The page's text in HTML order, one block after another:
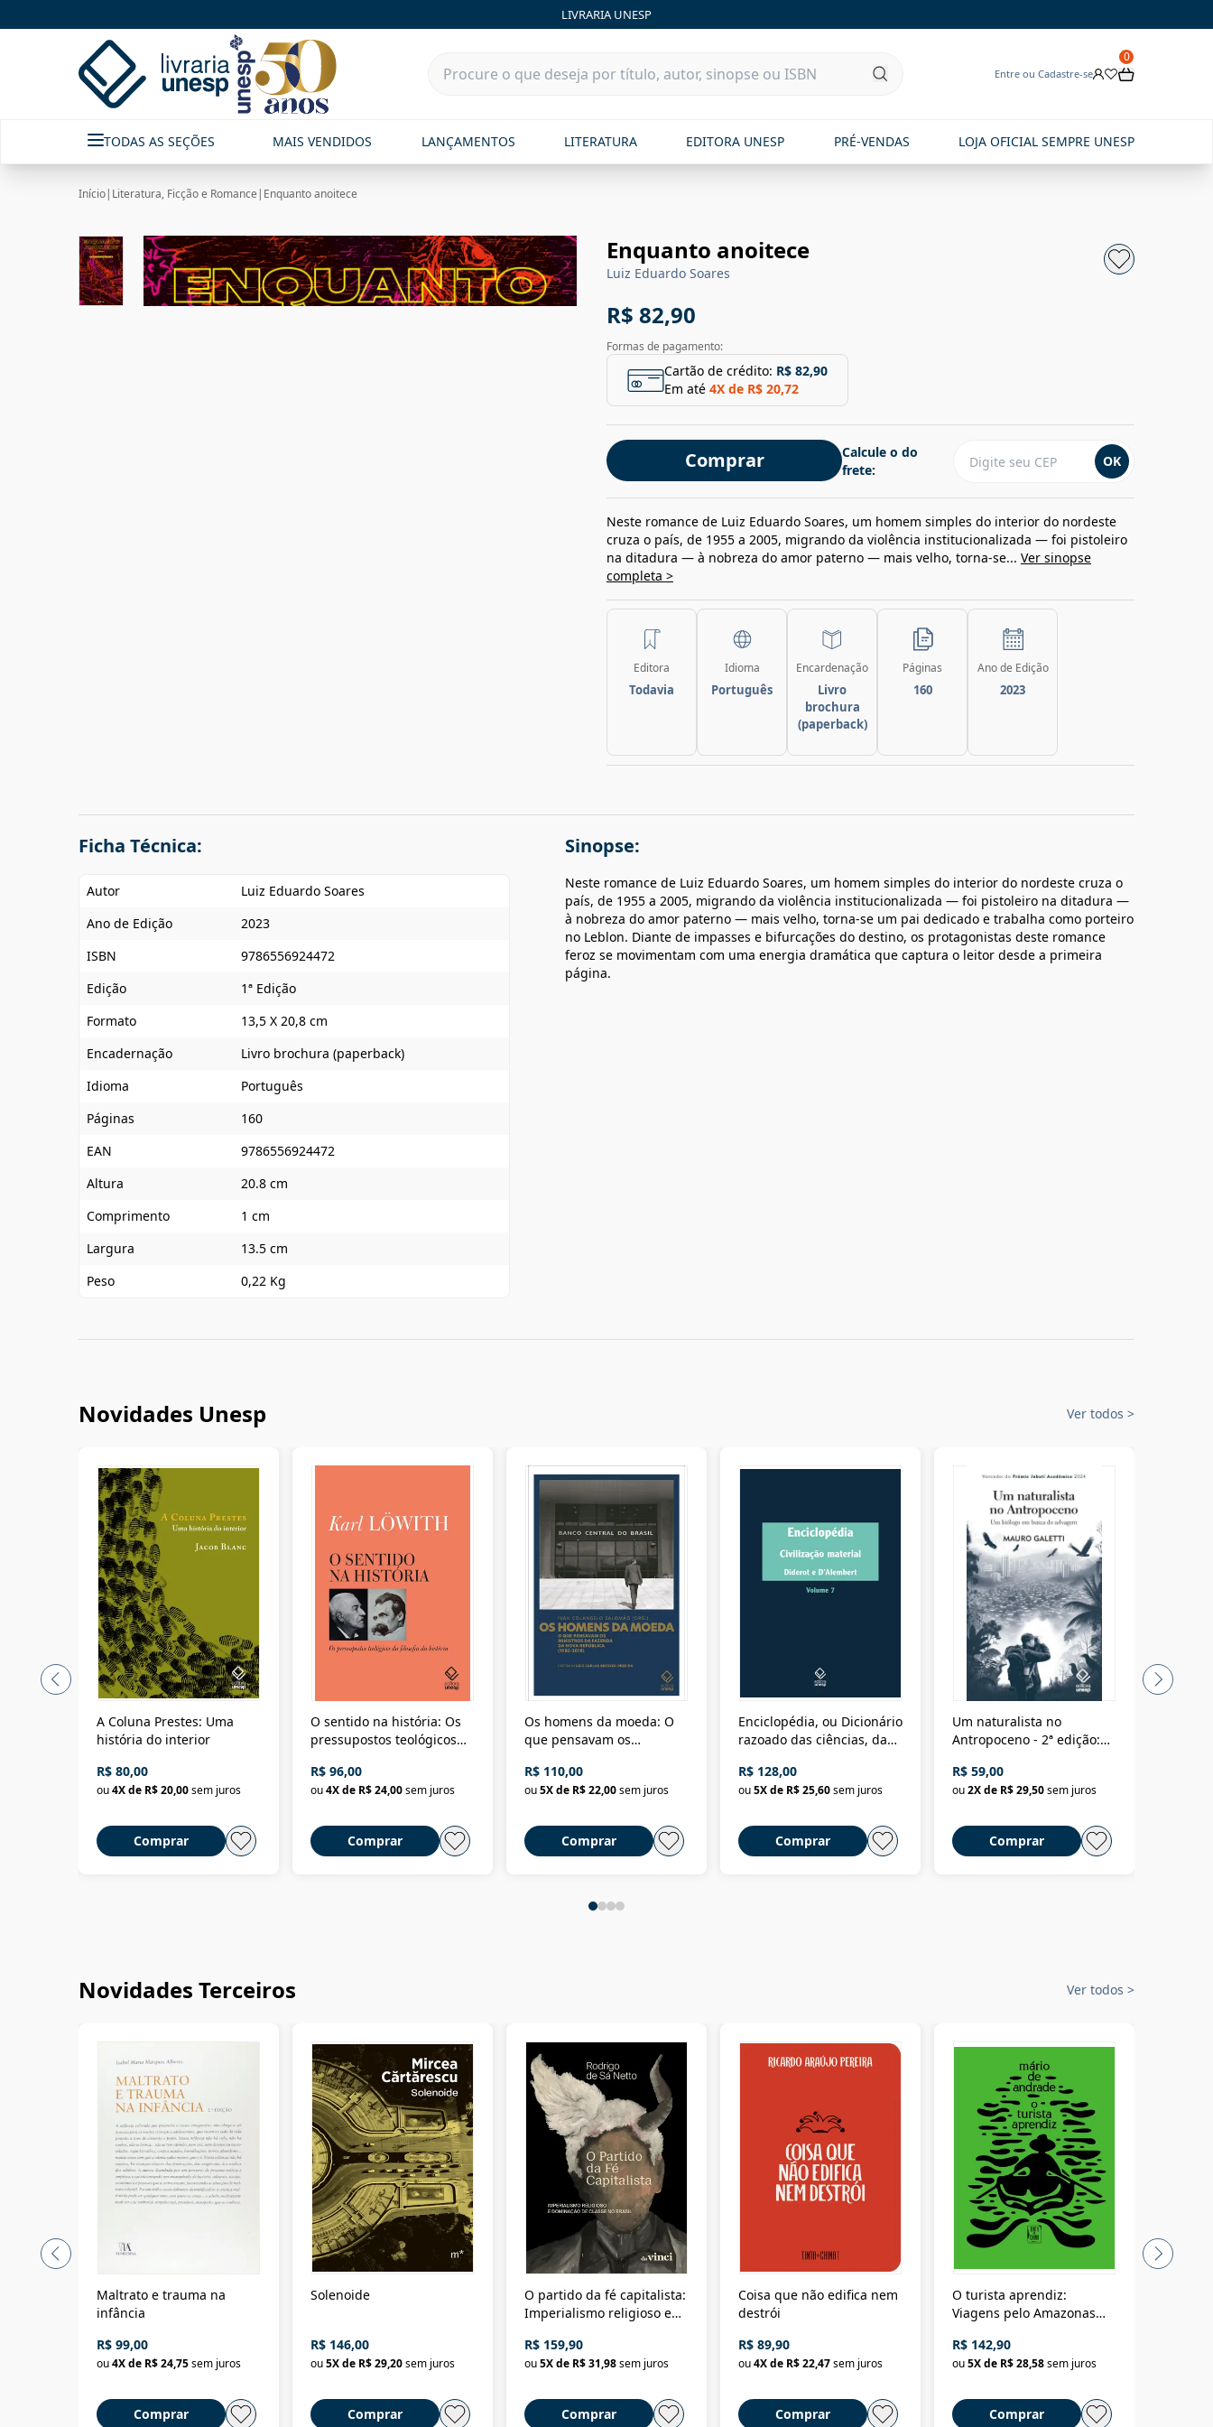
LIVRARIA UNESP
Entre ou Cadastre-se
0
TODAS AS SEÇÕES MAIS VENDIDOS LANÇAMENTOS LITERATURA EDITORA UNESP PRÉ-VENDAS LOJA OFICIAL SEMPRE UNESP
Início| Literatura, Ficção e Romance | Enquanto anoitece
Enquanto anoitece
Luiz Eduardo Soares
R$ 82,90
Formas de pagamento:
Cartão de crédito: R$ 82,90
Em até 4X de R$ 20,72
Comprar
Calcule o do
frete:
OK
Neste romance de Luiz Eduardo Soares, um homem simples do interior do nordeste
cruza o país, de 1955 a 2005, migrando da violência institucionalizada — foi pistoleiro
na ditadura — à nobreza do amor paterno — mais velho, torna-se... Ver sinopse
completa >
Editora
Todavia
Idioma
Português
Encardenação
Livro
brochura
(paperback)
Páginas
160
Ano de Edição
2023
Ficha Técnica:
Autor
Luiz Eduardo Soares
Ano de Edição
2023
ISBN
9786556924472
Edição
1ª Edição
Formato
13,5 X 20,8 cm
Encadernação
Livro brochura (paperback)
Idioma
Português
Páginas
160
EAN
9786556924472
Altura
20.8 cm
Comprimento
1 cm
Largura
13.5 cm
Peso
0,22 Kg
Sinopse:
Neste romance de Luiz Eduardo Soares, um homem simples do interior do nordeste cruza o
país, de 1955 a 2005, migrando da violência institucionalizada — foi pistoleiro na ditadura —
à nobreza do amor paterno — mais velho, torna-se um pai dedicado e trabalha como porteiro
no Leblon. Diante de impasses e bifurcações do destino, os protagonistas deste romance
feroz se movimentam com uma energia dramática que captura o leitor desde a primeira
página.
Novidades Unesp Ver todos >
A Coluna Prestes: Uma
história do interior
R$ 80,00
ou4X de R$ 20,00sem juros
Comprar
O sentido na história: Os
pressupostos teológicos
R$ 96,00
ou4X de R$ 24,00sem juros
Comprar
Os homens da moeda: O
que pensavam os
Nova República (1985-
2018)
R$ 110,00
ou5X de R$ 22,00sem juros
Comprar
Enciclopédia, ou Dicionário
razoado das ciências, das
Civilização material
R$ 128,00
ou5X de R$ 25,60sem juros
Comprar
Um naturalista no
Antropoceno - 2ª edição:
selvagem
R$ 59,00
ou2X de R$ 29,50sem juros
Comprar
Novidades Terceiros Ver todos >
Maltrato e trauma na
infância
R$ 99,00
ou4X de R$ 24,75sem juros
Comprar
Solenoide
R$ 146,00
ou5X de R$ 29,20sem juros
Comprar
O partido da fé capitalista:
Imperialismo religioso e
Brasil
R$ 159,90
ou5X de R$ 31,98sem juros
Comprar
Coisa que não edifica nem
destrói
R$ 89,90
ou4X de R$ 22,47sem juros
Comprar
O turista aprendiz:
Viagens pelo Amazonas
até a Bolívia e por Marajó
até dizer chega
R$ 142,90
ou5X de R$ 28,58sem juros
Comprar